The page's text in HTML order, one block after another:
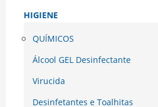
HIGIENE
QUÍMICOS
Álcool GEL Desinfectante
Virucida
Desinfetantes e Toalhitas